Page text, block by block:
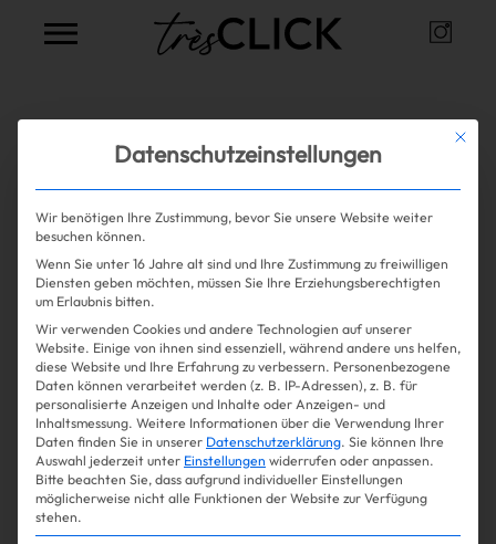
Shopping
Gossip
Experience
Win Win
Alle Artikel zum Themaalkohol
frei
Mehr lesen
Mit
Datenschutzeinstellungen
Wir benötigen Ihre Zustimmung, bevor Sie unsere Website weiter
besuchen können.
Wenn Sie unter 16 Jahre alt sind und Ihre Zustimmung zu freiwilligen
Diensten geben möchten, müssen Sie Ihre Erziehungsberechtigten
um Erlaubnis bitten.
Wir verwenden Cookies und andere Technologien auf unserer
Website. Einige von ihnen sind essenziell, während andere uns helfen,
diese Website und Ihre Erfahrung zu verbessern. Personenbezogene
Daten können verarbeitet werden (z. B. IP-Adressen), z. B. für
personalisierte Anzeigen und Inhalte oder Anzeigen- und
Inhaltsmessung. Weitere Informationen über die Verwendung Ihrer
Daten finden Sie in unserer Datenschutzerklärung. Sie können Ihre
Auswahl jederzeit unter Einstellungen widerrufen oder anpassen.
Bitte beachten Sie, dass aufgrund individueller Einstellungen
möglicherweise nicht alle Funktionen der Website zur Verfügung
stehen.